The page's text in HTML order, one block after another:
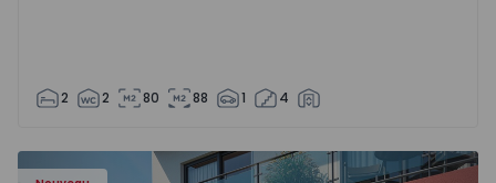
2 2 80 88 1 4